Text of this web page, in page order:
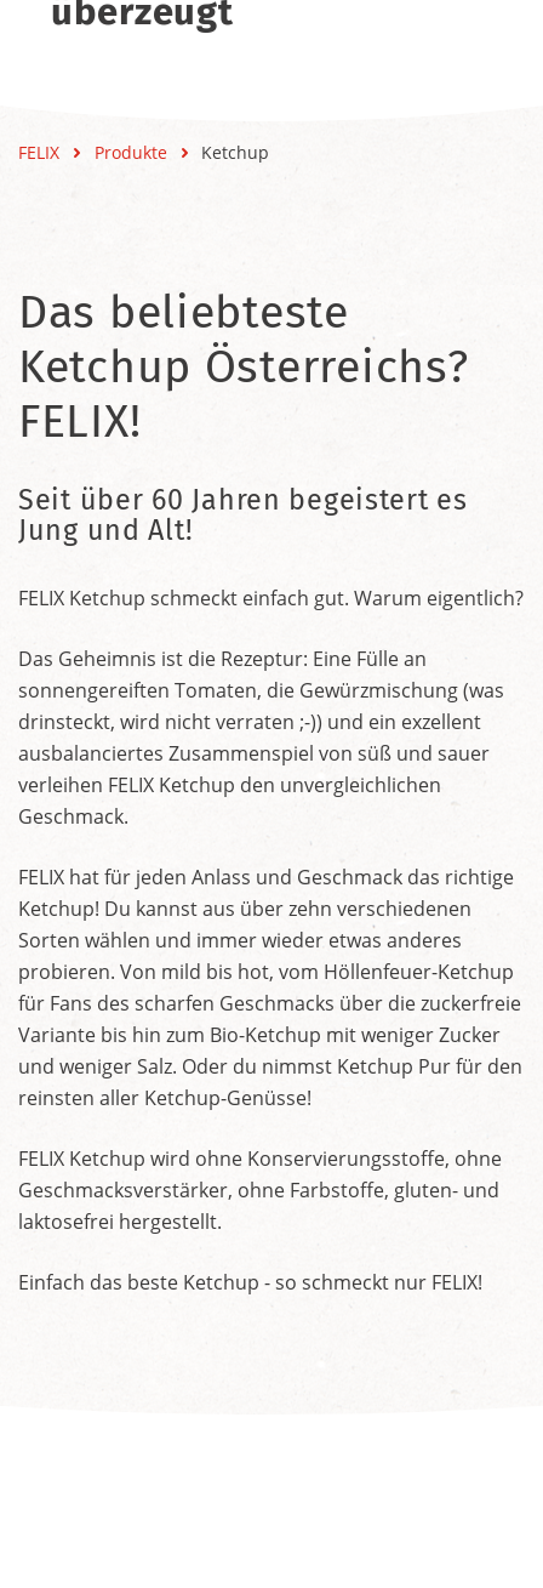
überzeugt
FELIX Produkte Ketchup
Das beliebteste
Ketchup Österreichs?
FELIX!
Seit über 60 Jahren begeistert es
Jung und Alt!
FELIX Ketchup schmeckt einfach gut. Warum eigentlich?
Das Geheimnis ist die Rezeptur: Eine Fülle an
sonnengereiften Tomaten, die Gewürzmischung (was
drinsteckt, wird nicht verraten ;-)) und ein exzellent
ausbalanciertes Zusammenspiel von süß und sauer
verleihen FELIX Ketchup den unvergleichlichen
Geschmack.
FELIX hat für jeden Anlass und Geschmack das richtige
Ketchup! Du kannst aus über zehn verschiedenen
Sorten wählen und immer wieder etwas anderes
probieren. Von mild bis hot, vom Höllenfeuer-Ketchup
für Fans des scharfen Geschmacks über die zuckerfreie
Variante bis hin zum Bio-Ketchup mit weniger Zucker
und weniger Salz. Oder du nimmst Ketchup Pur für den
reinsten aller Ketchup-Genüsse!
FELIX Ketchup wird ohne Konservierungsstoffe, ohne
Geschmacksverstärker, ohne Farbstoffe, gluten- und
laktosefrei hergestellt.
Einfach das beste Ketchup - so schmeckt nur FELIX!